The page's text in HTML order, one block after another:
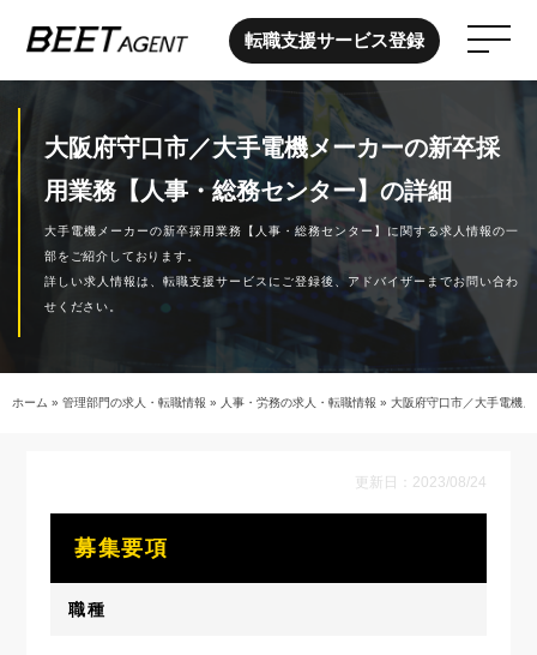
転職支援サービス登録
大阪府守口市／大手電機メーカーの新卒採
用業務【人事・総務センター】の詳細
大手電機メーカーの新卒採用業務【人事・総務センター】に関する求人情報の一
部をご紹介しております。
詳しい求人情報は、転職支援サービスにご登録後、アドバイザーまでお問い合わ
せください。
ホーム » 管理部門の求人・転職情報 » 人事・労務の求人・転職情報 » 大阪府守口市／大手電機
更新日：2023/08/24
募集要項
職種